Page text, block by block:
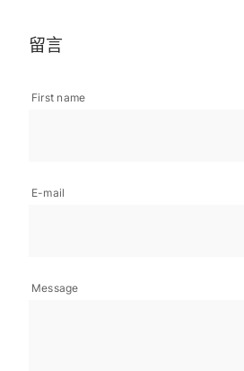
留言
First name
E-mail
Message